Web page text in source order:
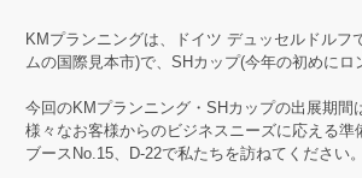
KMプランニングは、ドイツ デュッセルドル
ムの国際見本市)で、 SHカップ(今年の初めにロ
今回のKMプランニング・SHカップの出展期間
様々なお客様からのビジネスニーズに応える準
ブースNo.15、D-22で私たちを訪ねてください。